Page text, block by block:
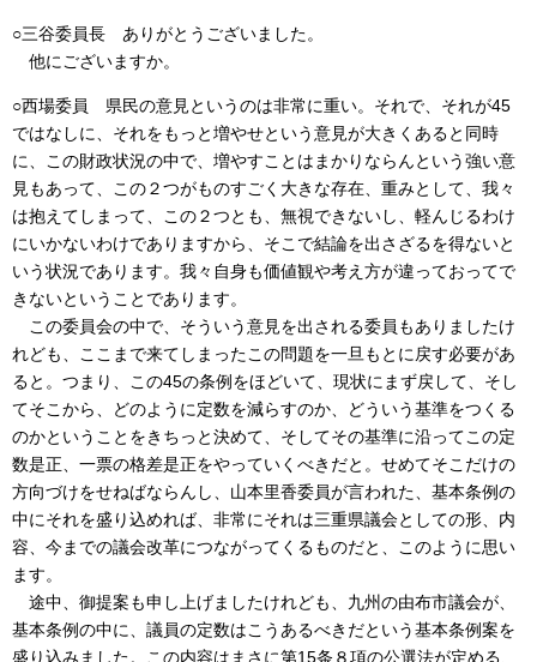
○三谷委員長 ありがとうございました。
他にございますか。
○西場委員 県民の意見というのは非常に重い。それで、それが45
ではなしに、それをもっと増やせという意見が大きくあると同時
に、この財政状況の中で、増やすことはまかりならんという強い意
見もあって、この２つがものすごく大きな存在、重みとして、我々
は抱えてしまって、この２つとも、無視できないし、軽んじるわけ
にいかないわけでありますから、そこで結論を出さざるを得ないと
いう状況であります。我々自身も価値観や考え方が違っておってで
きないということであります。
この委員会の中で、そういう意見を出される委員もありましたけ
れども、ここまで来てしまったこの問題を一旦もとに戻す必要があ
ると。つまり、この45の条例をほどいて、現状にまず戻して、そし
てそこから、どのように定数を減らすのか、どういう基準をつくる
のかということをきちっと決めて、そしてその基準に沿ってこの定
数是正、一票の格差是正をやっていくべきだと。せめてそこだけの
方向づけをせねばならんし、山本里香委員が言われた、基本条例の
中にそれを盛り込めれば、非常にそれは三重県議会としての形、内
容、今までの議会改革につながってくるものだと、このように思い
ます。
途中、御提案も申し上げましたけれども、九州の由布市議会が、
基本条例の中に、議員の定数はこうあるべきだという基本条例案を
盛り込みました。この内容はまさに第15条８項の公選法が定める、